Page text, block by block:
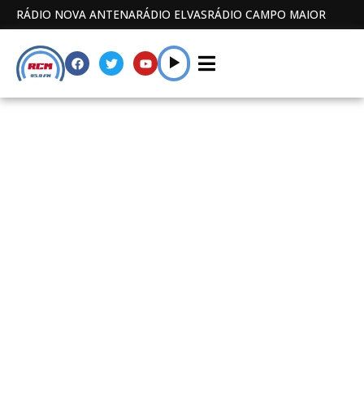
RÁDIO NOVA ANTENARÁDIO ELVASRÁDIO CAMPO MAIOR